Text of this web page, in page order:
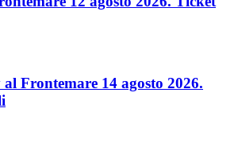
Frontemare 14 agosto 2026.